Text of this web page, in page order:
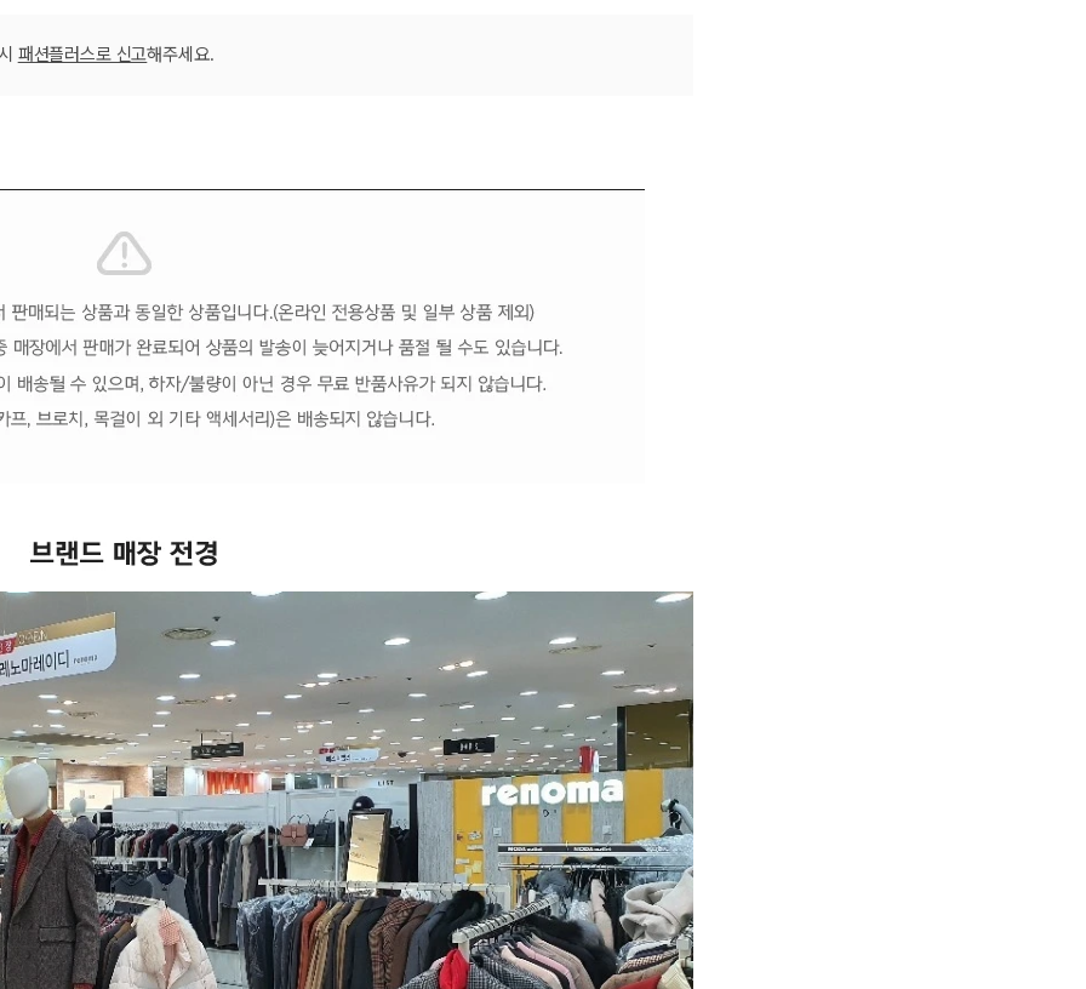
장바구니 쿠폰
가능 쿠폰
3,000원
[8월 모다아울렛위크] 3000원 장바구니 쿠폰
~2026-08-09 23:59 (D-0)
(결제금액 100,000원 이상, 최대할인 3,000원)
습니다.
상품이에요
은 어떠세요?